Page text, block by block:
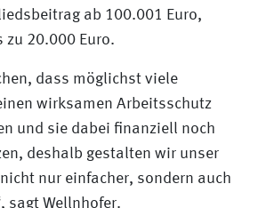
ab 100.001 Euro,
zu 20.000 Euro.
dass möglichst viele
wirksamen Arbeitsschutz
und sie dabei finanziell noch
deshalb gestalten wir unser
nur einfacher, sondern auch
sagt Wellnhofer.